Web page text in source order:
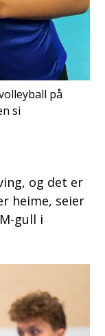
på
si
og det er
heime, seier
gull i